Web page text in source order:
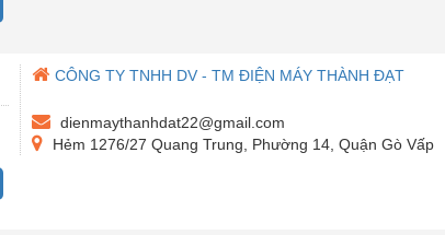
CÔNG TY TNHH DV - TM ĐIỆN MÁY THÀNH ĐẠT
dienmaythanhdat22@gmail.com
Hẻm 1276/27 Quang Trung, Phường 14, Quận Gò Vấp